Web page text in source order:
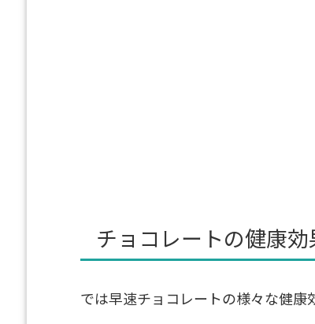
チョコレートの健康効
では早速チョコレートの様々な健康